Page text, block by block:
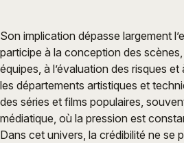
Son implication dépasse largement
participe à la conception des scènes,
équipes, à l’évaluation des risques
les départements artistiques et
des séries et films populaires,
médiatique, où la pression est
Dans cet univers, la crédibilité ne se